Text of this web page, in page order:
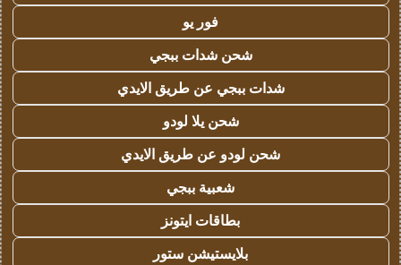
فور يو
شحن شدات ببجي
شدات ببجي عن طريق الايدي
شحن يلا لودو
شحن لودو عن طريق الايدي
شعبية ببجي
بطاقات ايتونز
بلايستيشن ستور